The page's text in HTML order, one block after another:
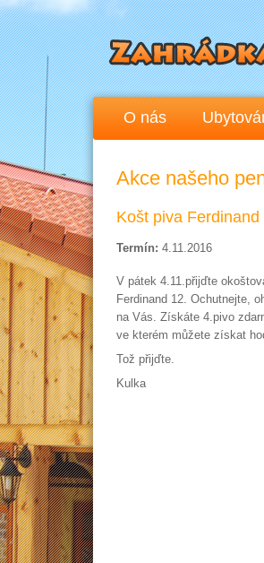
O nás
Akce našeho
Košt piva Ferdinand
Termín: 4.11.2016
V pátek 4.11.přijďte
Ferdinand 12. Ochutnejte,
na Vás. Získáte 4.pivo
ve kterém můžete získat
Tož přijďte.
Kulka